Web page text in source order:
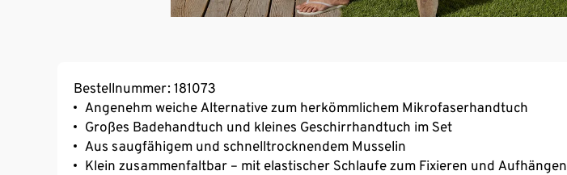
Bestellnummer: 181073
Angenehm weiche Alternative zum herkömmlichem Mikrofaserhandtuch
Großes Badehandtuch und kleines Geschirrhandtuch im Set
Aus saugfähigem und schnelltrocknendem Musselin
Klein zusammenfaltbar – mit elastischer Schlaufe zum Fixieren und Aufhängen